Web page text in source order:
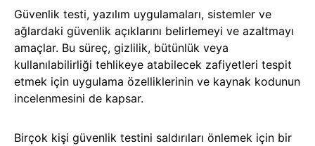
Güvenlik testi, yazılım uygulamaları, sistemler ve
ağlardaki güvenlik açıklarını belirlemeyi ve azaltmayı
amaçlar. Bu süreç, gizlilik, bütünlük veya
kullanılabilirliği tehlikeye atabilecek zafiyetleri tespit
etmek için uygulama özelliklerinin ve kaynak kodunun
incelenmesini de kapsar.
Birçok kişi güvenlik testini saldırıları önlemek için bir